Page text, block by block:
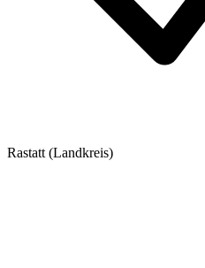
Rastatt (Landkreis)